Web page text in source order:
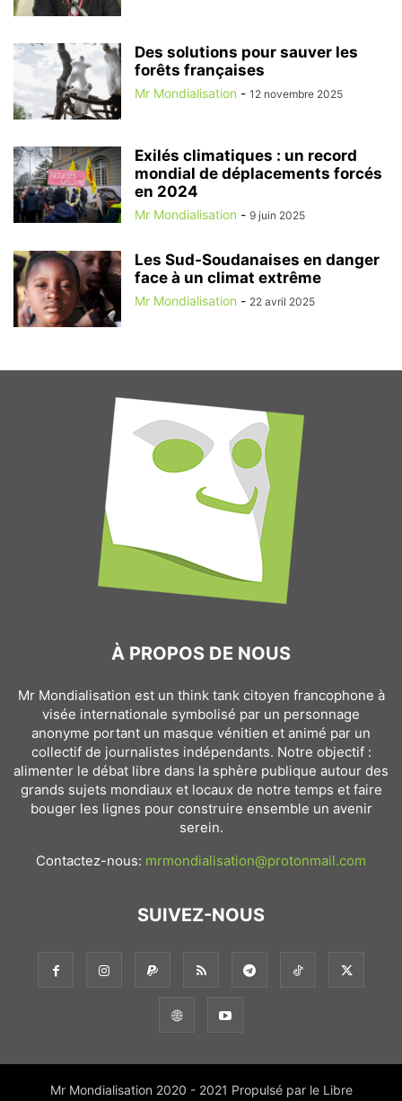
Des solutions pour sauver les
forêts françaises
Mr Mondialisation - 12 novembre 2025
Exilés climatiques : un record
mondial de déplacements forcés
en 2024
Mr Mondialisation - 9 juin 2025
Les Sud-Soudanaises en danger
face à un climat extrême
Mr Mondialisation - 22 avril 2025
À PROPOS DE NOUS
Mr Mondialisation est un think tank citoyen francophone à
visée internationale symbolisé par un personnage
anonyme portant un masque vénitien et animé par un
collectif de journalistes indépendants. Notre objectif :
alimenter le débat libre dans la sphère publique autour des
grands sujets mondiaux et locaux de notre temps et faire
bouger les lignes pour construire ensemble un avenir
serein.
Contactez-nous: mrmondialisation@protonmail.com
SUIVEZ-NOUS
Mr Mondialisation 2020 - 2021 Propulsé par le Libre